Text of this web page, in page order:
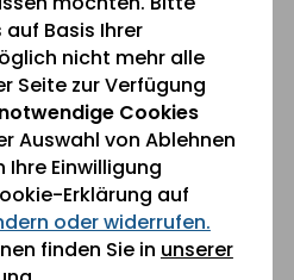
Basis Ihrer
nicht mehr alle
Seite zur Verfügung
Cookies
Auswahl von Ablehnen
Ihre Einwilligung
Erklärung auf
oder widerrufen.
finden Sie in unserer
hier:Aktuelles
der Festwiese